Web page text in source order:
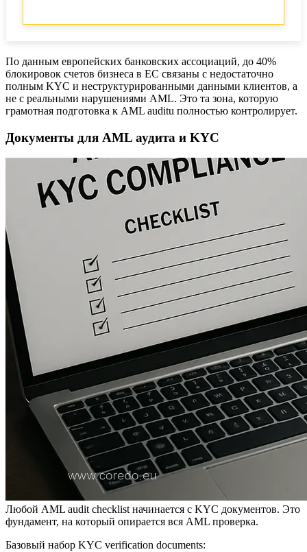
По данным европейских банковских ассоциаций, до 40%
блокировок счетов бизнеса в ЕС связаны с недостаточно
полным KYC и неструктурированными данными клиентов, а
не с реальными нарушениями AML. Это та зона, которую
грамотная подготовка к AML auditu полностью контролирует.
Документы для AML аудита и KYC
Любой AML audit checklist начинается с KYC документов. Это
фундамент, на который опирается вся AML проверка.
Базовый набор KYC verification documents: